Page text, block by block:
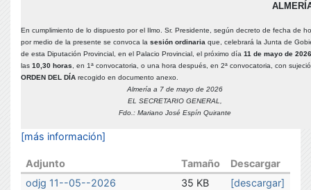
En cumplimiento de lo dispuesto por el Ilmo. Sr. Presidente, según decreto de fecha de
por medio de la presente se convoca la sesión ordinaria que, celebrará la Junta de
de esta Diputación Provincial, en el Palacio Provincial, el próximo día 11 de mayo de 2026
las 10,30 horas , en 1ª convocatoria, o una hora después, en 2ª convocatoria, con
ORDEN DEL DÍA recogido en documento anexo.
Almería a 7 de mayo de 2026
EL SECRETARIO GENERAL,
Fdo.: Mariano José Espín Quirante
[más información]
Adjunto Tamaño
Descargar
odjg 11--05--2026
35 KB [descargar]